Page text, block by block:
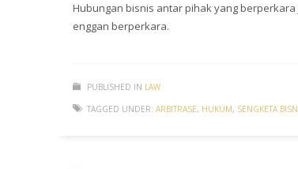
Hubungan bisnis antar pihak yang
enggan berperkara.
PUBLISHED IN LAW
TAGGED UNDER: ARBITRASE, HUKUM, SENGKETA